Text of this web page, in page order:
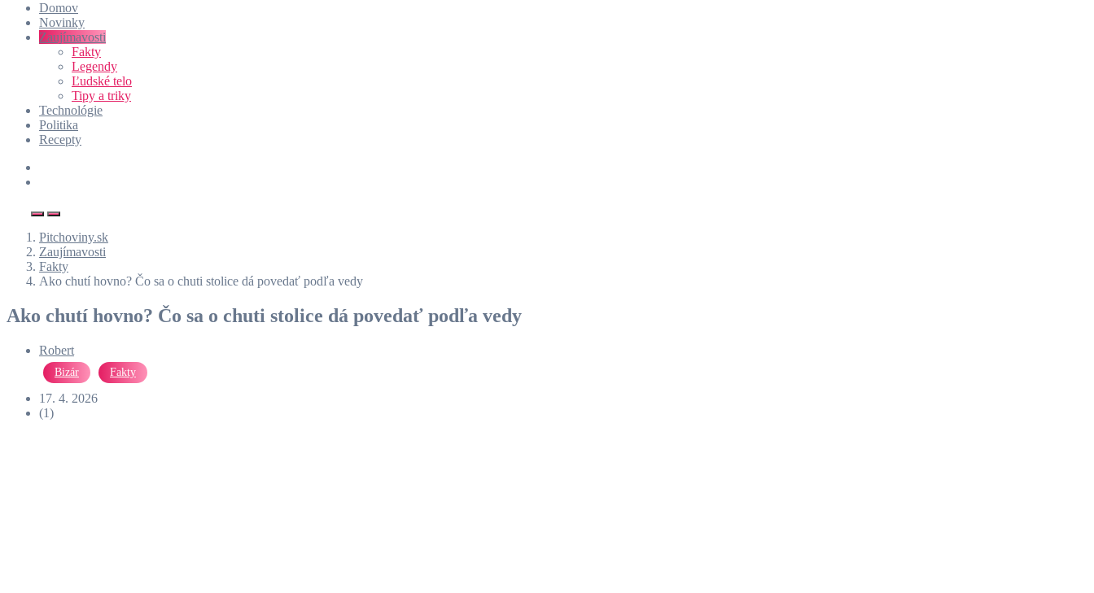
Domov
Novinky
Zaujímavosti
Fakty
Legendy
Ľudské telo
Tipy a triky
Technológie
Politika
Recepty
Pitchoviny.sk
Zaujímavosti
Fakty
Ako chutí hovno? Čo sa o chuti stolice dá povedať podľa vedy
Ako chutí hovno? Čo sa o chuti stolice dá povedať podľa vedy
Robert
Bizár Fakty
17. 4. 2026
(1)